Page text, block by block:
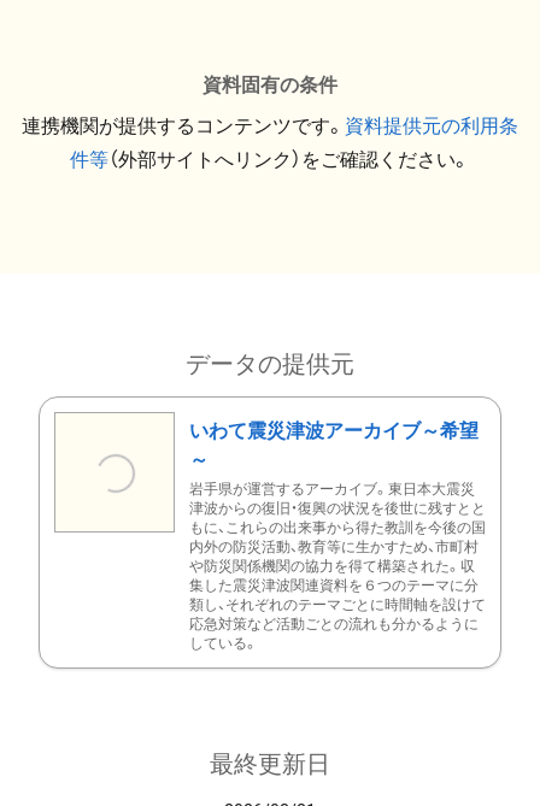
資料固有の条件
連携機関が提供するコンテンツです。 資料提供元の利用条
件等（外部サイトへリンク）をご確認ください。
データの提供元
いわて震災津波アーカイブ～希望
～
岩手県が運営するアーカイブ。東日本大震災
津波からの復旧・復興の状況を後世に残すとと
もに、これらの出来事から得た教訓を今後の国
内外の防災活動、教育等に生かすため、市町村
や防災関係機関の協力を得て構築された。収
集した震災津波関連資料を６つのテーマに分
類し、それぞれのテーマごとに時間軸を設けて
応急対策など活動ごとの流れも分かるように
している。
最終更新日